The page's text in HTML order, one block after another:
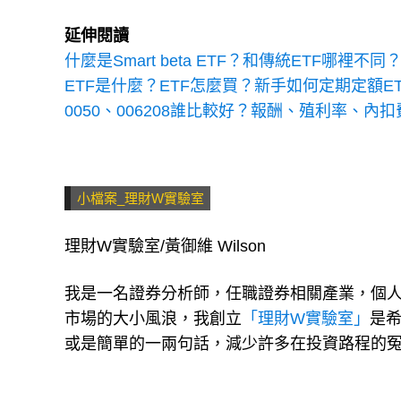
延伸閱讀
什麼是Smart beta ETF？和傳統ETF哪裡不同
ETF是什麼？ETF怎麼買？新手如何定期定額
0050、006208誰比較好？報酬、殖利率、內
小檔案_理財W實驗室
理財W實驗室/黃御維 Wilson
我是一名證券分析師，任職證券相關產業，個
市場的大小風浪，我創立 「理財W實驗室」 是
或是簡單的一兩句話，減少許多在投資路程的